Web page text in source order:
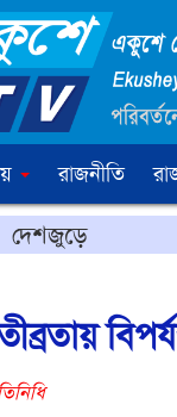
রাজনীতি
দেশজুড়ে